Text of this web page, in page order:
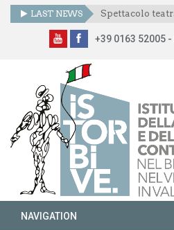
LAST NEWS
+39 0163 52005 -
NAVIGATION